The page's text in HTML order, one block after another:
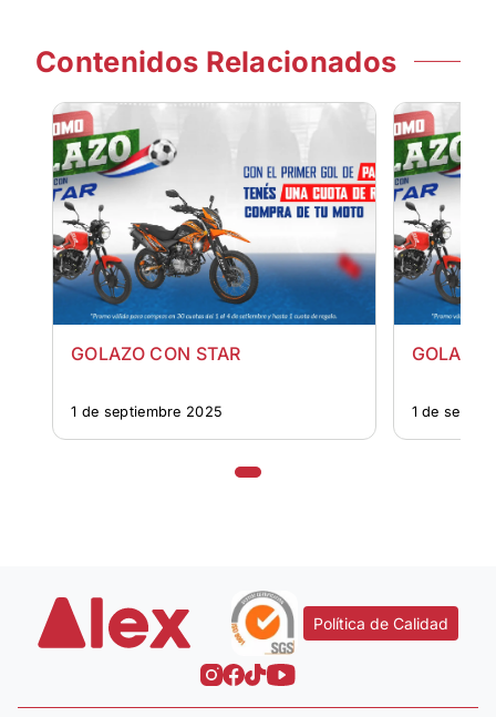
Contenidos Relacionados
GOLAZO CON STAR
1 de septiembre 2025
GOLAZO
1 de
Política de Calidad